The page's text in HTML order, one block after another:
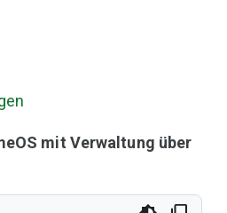
mit Verwaltung über